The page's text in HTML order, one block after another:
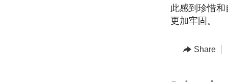
此感到珍惜
更加牢固。
Share